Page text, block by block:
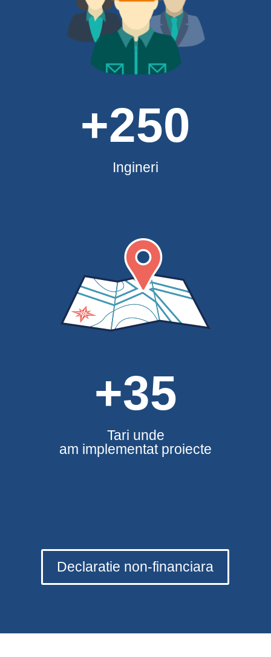
+250
Ingineri
+35
Tari unde
am implementat proiecte
Declaratie non-financiara